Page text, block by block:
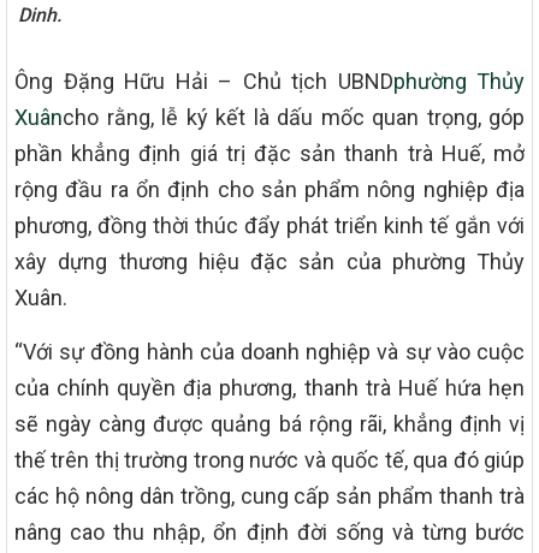
Dinh.
Ông Đặng Hữu Hải – Chủ tịch UBNDphường Thủy
Xuâncho rằng, lễ ký kết là dấu mốc quan trọng, góp
phần khẳng định giá trị đặc sản thanh trà Huế, mở
rộng đầu ra ổn định cho sản phẩm nông nghiệp địa
phương, đồng thời thúc đẩy phát triển kinh tế gắn với
xây dựng thương hiệu đặc sản của phường Thủy
Xuân.
“Với sự đồng hành của doanh nghiệp và sự vào cuộc
của chính quyền địa phương, thanh trà Huế hứa hẹn
sẽ ngày càng được quảng bá rộng rãi, khẳng định vị
thế trên thị trường trong nước và quốc tế, qua đó giúp
các hộ nông dân trồng, cung cấp sản phẩm thanh trà
nâng cao thu nhập, ổn định đời sống và từng bước